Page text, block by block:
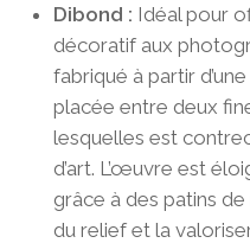
Dibond : Idéal pour
décoratif aux
fabriqué à partir
placée entre deux
lesquelles est
d’art. L’œuvre est
grâce à des patins
du relief et la